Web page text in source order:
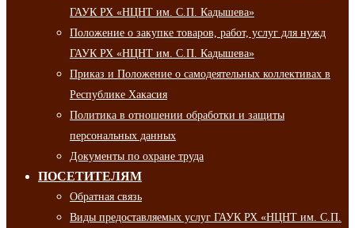
ГАУК РХ «НЦНТ им. С.П. Кадышева»
Положение о закупке товаров, работ, услуг для нужд
ГАУК РХ «НЦНТ им. С.П. Кадышева»
Приказ и Положение о самодеятельных коллективах в
Республике Хакасия
Политика в отношении обработки и защиты
персональных данных
Документы по охране труда
ПОСЕТИТЕЛЯМ
Обратная связь
Виды предоставляемых услуг ГАУК РХ «НЦНТ им. С.П.